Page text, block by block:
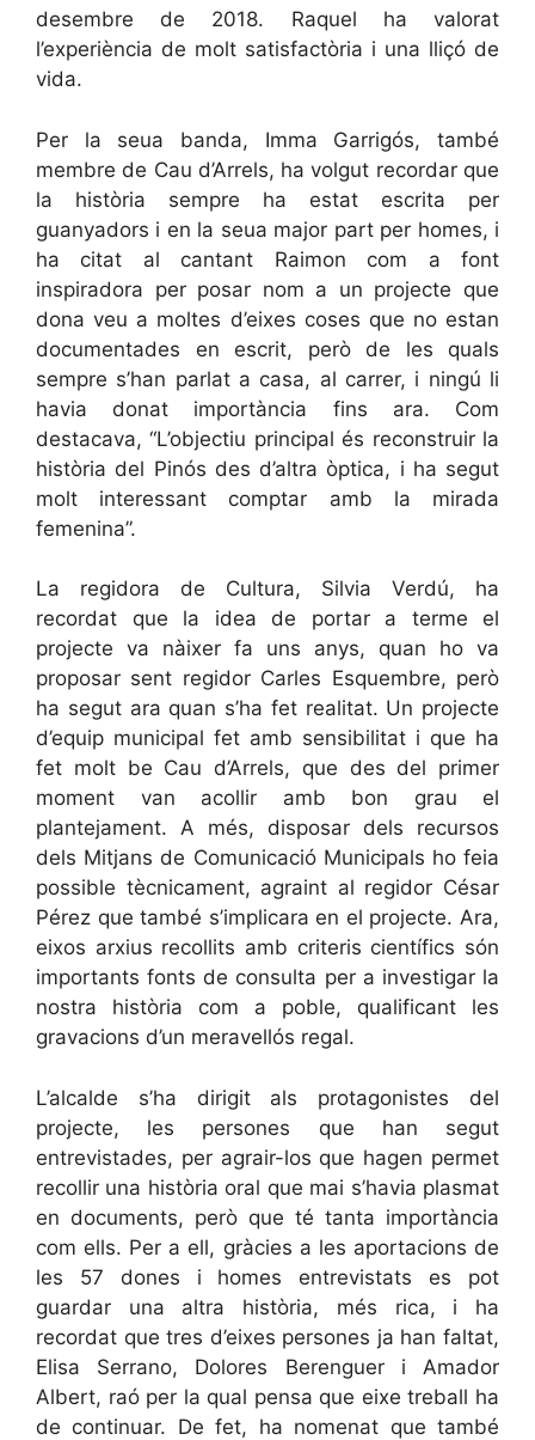
desembre de 2018. Raquel ha valorat
l’experiència de molt satisfactòria i una lliçó de
vida.
Per la seua banda, Imma Garrigós, també
membre de Cau d’Arrels, ha volgut recordar que
la història sempre ha estat escrita per
guanyadors i en la seua major part per homes, i
ha citat al cantant Raimon com a font
inspiradora per posar nom a un projecte que
dona veu a moltes d’eixes coses que no estan
documentades en escrit, però de les quals
sempre s’han parlat a casa, al carrer, i ningú li
havia donat importància fins ara. Com
destacava, “L’objectiu principal és reconstruir la
història del Pinós des d’altra òptica, i ha segut
molt interessant comptar amb la mirada
femenina”.
La regidora de Cultura, Silvia Verdú, ha
recordat que la idea de portar a terme el
projecte va nàixer fa uns anys, quan ho va
proposar sent regidor Carles Esquembre, però
ha segut ara quan s’ha fet realitat. Un projecte
d’equip municipal fet amb sensibilitat i que ha
fet molt be Cau d’Arrels, que des del primer
moment van acollir amb bon grau el
plantejament. A més, disposar dels recursos
dels Mitjans de Comunicació Municipals ho feia
possible tècnicament, agraint al regidor César
Pérez que també s’implicara en el projecte. Ara,
eixos arxius recollits amb criteris científics són
importants fonts de consulta per a investigar la
nostra història com a poble, qualificant les
gravacions d’un meravellós regal.
L’alcalde s’ha dirigit als protagonistes del
projecte, les persones que han segut
entrevistades, per agrair-los que hagen permet
recollir una història oral que mai s’havia plasmat
en documents, però que té tanta importància
com ells. Per a ell, gràcies a les aportacions de
les 57 dones i homes entrevistats es pot
guardar una altra història, més rica, i ha
recordat que tres d’eixes persones ja han faltat,
Elisa Serrano, Dolores Berenguer i Amador
Albert, raó per la qual pensa que eixe treball ha
de continuar. De fet, ha nomenat que també